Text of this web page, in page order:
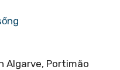
Algarve, Portimão